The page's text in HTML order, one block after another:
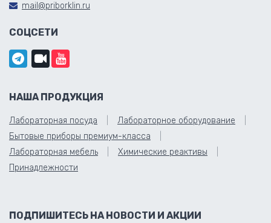
mail@priborklin.ru
СОЦСЕТИ
НАША ПРОДУКЦИЯ
Лабораторная посуда
Лабораторное оборудование
Бытовые приборы премиум-класса
Лабораторная мебель
Химические реактивы
Принадлежности
ПОДПИШИТЕСЬ НА НОВОСТИ И АКЦИИ